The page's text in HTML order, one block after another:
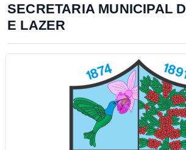
SECRETARIA MUNICIPAL
E LAZER